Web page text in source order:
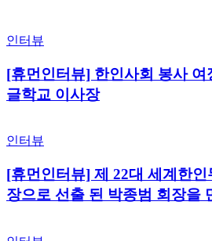
인터뷰
[휴먼인터뷰] 한인사회 봉사
글학교 이사장
인터뷰
[휴먼인터뷰] 제 22대 세계한
장으로 선출 된 박종범 회장을